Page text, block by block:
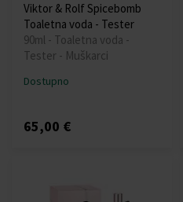
Viktor & Rolf Spicebomb
Toaletna voda - Tester
90ml - Toaletna voda -
Tester - Muškarci
Dostupno
65,00 €